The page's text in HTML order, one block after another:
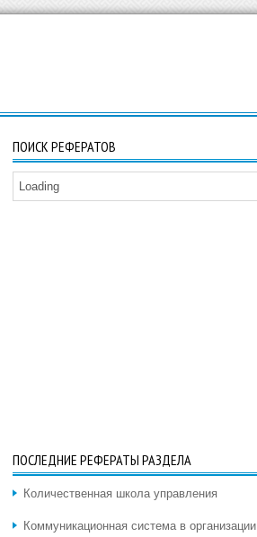
ПОИСК РЕФЕРАТОВ
Loading
ПОСЛЕДНИЕ РЕФЕРАТЫ РАЗДЕЛА
Количественная школа управления
Коммуникационная система в организации